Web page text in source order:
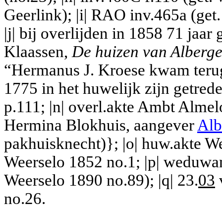
Geerlink); |i| RAO inv.465a
|j| bij overlijden in 1858 71 jaar
Klaassen, De huizen van
“Hermanus J. Kroese kwam
1775 in het huwelijk zijn
p.111; |n| overl.akte Ambt
Hermina Blokhuis, aangever
pakhuisknecht)}; |o| huw.akte
Weerselo 1852 no.1; |p|
Weerselo 1890 no.89); |q| 23.03
no.26.